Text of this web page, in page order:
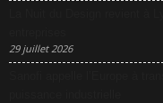
29 juillet 2026